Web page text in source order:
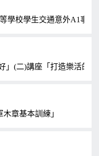
學校學生交通意外A1事
」(二)講座「打造樂活的
章基本訓練」